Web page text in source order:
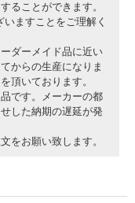
ることができます。
いますことをご理解く
ダーメイド品に近い
からの生産になりま
頂いております。
です。メーカーの都
した納期の遅延が発
をお願い致します。